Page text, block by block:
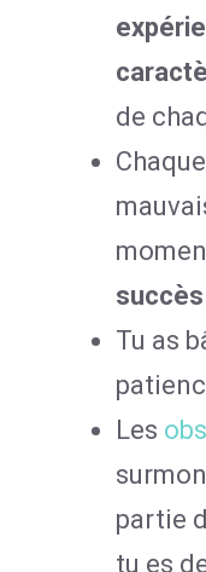
de
succès
Tu as
Les
partie
tu es